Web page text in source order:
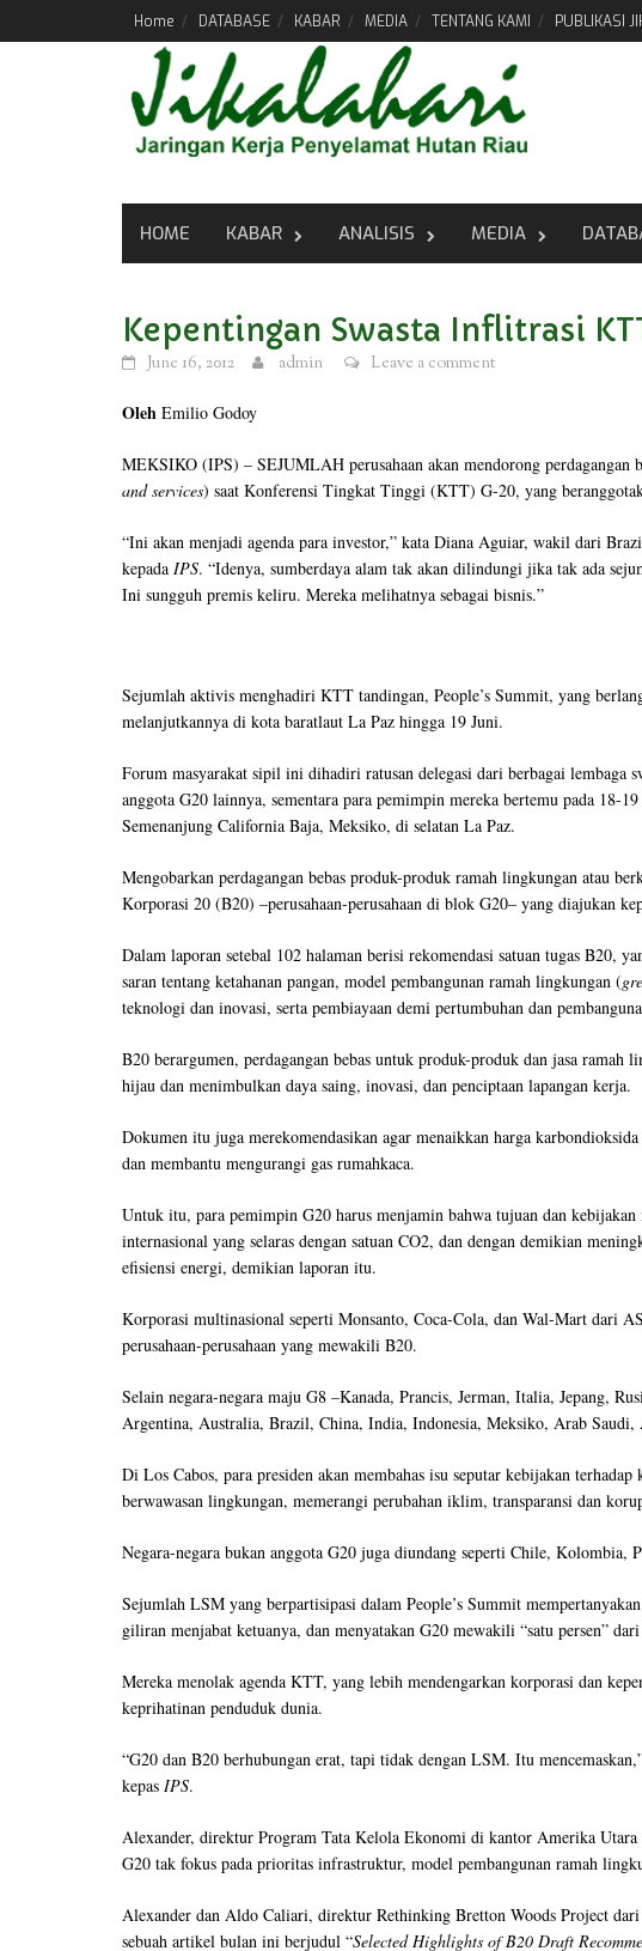
Home DATABASE KABAR MEDIA TENTANG KAMI PUBLIKASI
HOME KABAR ANALISIS MEDIA
Kepentingan Swasta Inflitrasi
June 16, 2012 admin Leave a comment
Oleh Emilio Godoy
MEKSIKO (IPS) – SEJUMLAH perusahaan akan mendorong perdagangan
and services) saat Konferensi Tingkat Tinggi (KTT) G-20, yang
“Ini akan menjadi agenda para investor,” kata Diana Aguiar, wakil dari
kepada IPS. “Idenya, sumberdaya alam tak akan dilindungi jika tak ada
Ini sungguh premis keliru. Mereka melihatnya sebagai bisnis.”
Sejumlah aktivis menghadiri KTT tandingan, People’s Summit, yang
melanjutkannya di kota baratlaut La Paz hingga 19 Juni.
Forum masyarakat sipil ini dihadiri ratusan delegasi dari berbagai lembaga
anggota G20 lainnya, sementara para pemimpin mereka bertemu pada 18-
Semenanjung California Baja, Meksiko, di selatan La Paz.
Mengobarkan perdagangan bebas produk-produk ramah lingkungan atau
Korporasi 20 (B20) –perusahaan-perusahaan di blok G20– yang diajukan
Dalam laporan setebal 102 halaman berisi rekomendasi satuan tugas B20,
saran tentang ketahanan pangan, model pembangunan ramah lingkungan (
teknologi dan inovasi, serta pembiayaan demi pertumbuhan dan
B20 berargumen, perdagangan bebas untuk produk-produk dan jasa ramah
hijau dan menimbulkan daya saing, inovasi, dan penciptaan lapangan kerja.
Dokumen itu juga merekomendasikan agar menaikkan harga
dan membantu mengurangi gas rumahkaca.
Untuk itu, para pemimpin G20 harus menjamin bahwa tujuan dan
internasional yang selaras dengan satuan CO2, dan dengan demikian
efisiensi energi, demikian laporan itu.
Korporasi multinasional seperti Monsanto, Coca-Cola, dan Wal-Mart dari
perusahaan-perusahaan yang mewakili B20.
Selain negara-negara maju G8 –Kanada, Prancis, Jerman, Italia, Jepang,
Argentina, Australia, Brazil, China, India, Indonesia, Meksiko, Arab
Di Los Cabos, para presiden akan membahas isu seputar kebijakan
berwawasan lingkungan, memerangi perubahan iklim, transparansi dan
Negara-negara bukan anggota G20 juga diundang seperti Chile, Kolombia,
Sejumlah LSM yang berpartisipasi dalam People’s Summit
giliran menjabat ketuanya, dan menyatakan G20 mewakili “satu persen”
Mereka menolak agenda KTT, yang lebih mendengarkan korporasi dan
keprihatinan penduduk dunia.
“G20 dan B20 berhubungan erat, tapi tidak dengan LSM. Itu
kepas IPS.
Alexander, direktur Program Tata Kelola Ekonomi di kantor Amerika
G20 tak fokus pada prioritas infrastruktur, model pembangunan ramah
Alexander dan Aldo Caliari, direktur Rethinking Bretton Woods Project
sebuah artikel bulan ini berjudul “Selected Highlights of B20 Draft